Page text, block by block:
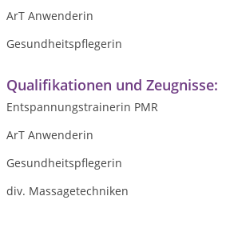
ArT Anwenderin
Gesundheitspflegerin
Qualifikationen und Zeugnisse:
Entspannungstrainerin PMR
ArT Anwenderin
Gesundheitspflegerin
div. Massagetechniken